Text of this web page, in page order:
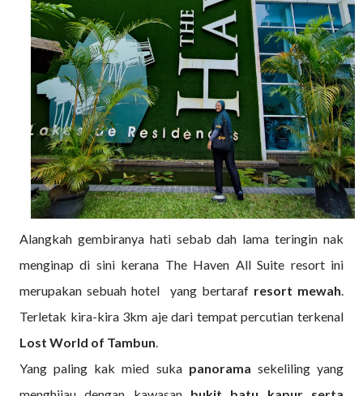
Alangkah gembiranya hati sebab dah lama teringin nak
menginap di sini kerana The Haven All Suite resort ini
merupakan sebuah hotel yang bertaraf resort mewah
Terletak kira-kira 3km aje dari tempat percutian terkenal
Lost World of Tambun
Yang paling kak mied suka panorama sekeliling yang